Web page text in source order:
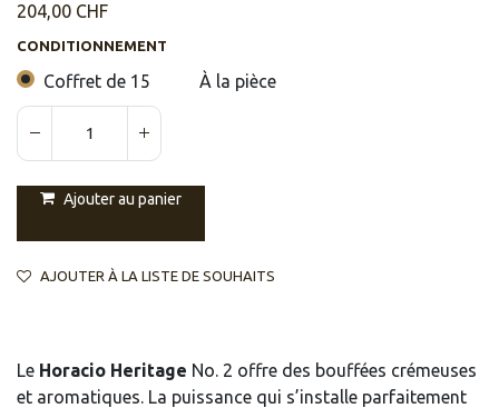
204,00 CHF
CONDITIONNEMENT
Coffret de 15 À la pièce
Ajouter au panier
AJOUTER À LA LISTE DE SOUHAITS
Le Horacio Heritage No. 2 offre des bouffées crémeuses
et aromatiques. La puissance qui s’installe parfaitement